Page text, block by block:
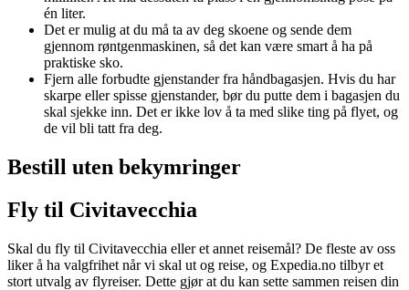
én liter.
Det er mulig at du må ta av deg skoene og sende dem
gjennom røntgenmaskinen, så det kan være smart å ha på
praktiske sko.
Fjern alle forbudte gjenstander fra håndbagasjen. Hvis du har
skarpe eller spisse gjenstander, bør du putte dem i bagasjen du
skal sjekke inn. Det er ikke lov å ta med slike ting på flyet, og
de vil bli tatt fra deg.
Bestill uten bekymringer
Fly til Civitavecchia
Skal du fly til Civitavecchia eller et annet reisemål? De fleste av oss
liker å ha valgfrihet når vi skal ut og reise, og Expedia.no tilbyr et
stort utvalg av flyreiser. Dette gjør at du kan sette sammen reisen din